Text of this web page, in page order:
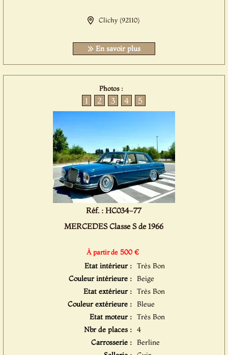
Clichy (92110)
En savoir plus
Photos :
1 2 3 4 5
Réf. : HC034-77
MERCEDES Classe S de 1966
À partir de 500 €
Etat intérieur : Très Bon
Couleur intérieure : Beige
Etat extérieur : Très Bon
Couleur extérieure : Bleue
Etat moteur : Très Bon
Nbr de places : 4
Carrosserie : Berline